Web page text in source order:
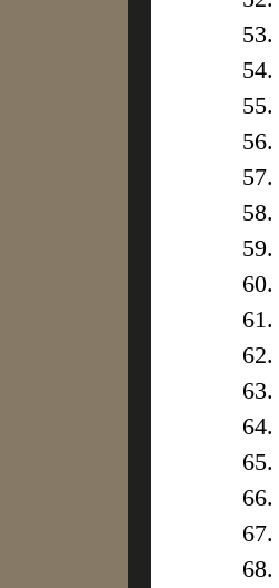
53.
54.
55.
56.
57.
58.
59.
60.
61.
62.
63.
64.
65.
66.
67.
68.